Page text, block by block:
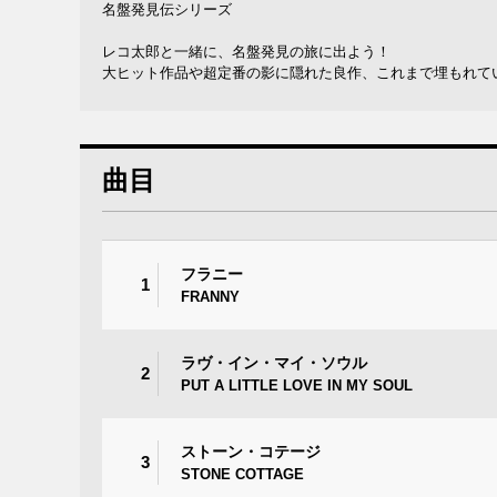
名盤発見伝シリーズ
レコ太郎と一緒に、名盤発見の旅に出よう！
大ヒット作品や超定番の影に隠れた良作、これまで埋もれ
曲目
1
フラニー
FRANNY
2
ラヴ・イン・マイ・ソウル
PUT A LITTLE LOVE IN MY SOUL
3
ストーン・コテージ
STONE COTTAGE